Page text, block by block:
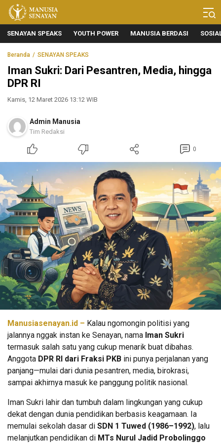
Manusia Senayan
Manusia Bicara, Senayan Bersuara
SENAYAN SPEAKS YOUTH POWER MANUSIA BERDASI
Beranda SENAYAN SPEAKS
Iman Sukri: Dari Pesantren, Media, hingga
DPR RI
Kamis, 12 Maret 2026 13:12 WIB
Admin Manusia
Tim Redaksi
0
Manusiasenayan.id – Kalau ngomongin politisi yang
jalannya nggak instan ke Senayan, nama Iman Sukri
termasuk salah satu yang cukup menarik buat dibahas.
Anggota DPR RI dari Fraksi PKB ini punya perjalanan yang
panjang—mulai dari dunia pesantren, media, birokrasi,
sampai akhirnya masuk ke panggung politik nasional.
Iman Sukri lahir dan tumbuh dalam lingkungan yang cukup
dekat dengan dunia pendidikan berbasis keagamaan. Ia
memulai sekolah dasar di SDN 1 Tuwed (1986–1992), lalu
melanjutkan pendidikan di MTs Nurul Jadid Probolinggo